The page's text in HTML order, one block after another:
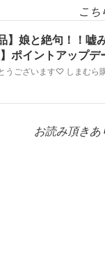
こち
】娘と絶句！！嘘
ポイントアップデ
お読み頂きあ